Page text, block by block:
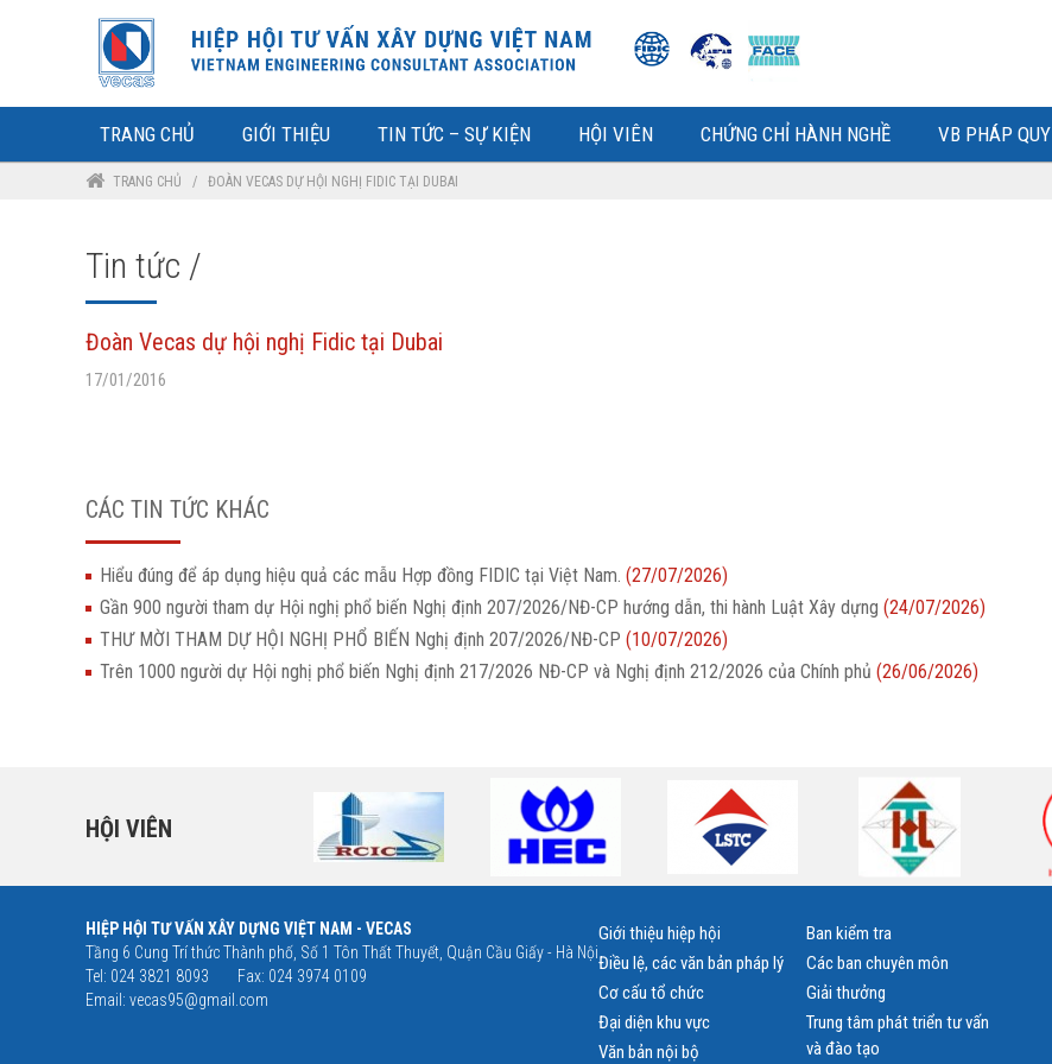
TRANG CHỦ GIỚI THIỆU TIN TỨC – SỰ KIỆN HỘI VIÊN CHỨNG CHỈ HÀNH NGHỀ VB PHÁP QUY
TRANG CHỦ / ĐOÀN VECAS DỰ HỘI NGHỊ FIDIC TẠI DUBAI
Tin tức /
Đoàn Vecas dự hội nghị Fidic tại Dubai
17/01/2016
CÁC TIN TỨC KHÁC
Hiểu đúng để áp dụng hiệu quả các mẫu Hợp đồng FIDIC tại Việt Nam. (27/07/2026)
Gần 900 người tham dự Hội nghị phổ biến Nghị định 207/2026/NĐ-CP hướng dẫn, thi hành Luật Xây dựng (24/07/2026)
THƯ MỜI THAM DỰ HỘI NGHỊ PHỔ BIẾN Nghị định 207/2026/NĐ-CP (10/07/2026)
Trên 1000 người dự Hội nghị phổ biến Nghị định 217/2026 NĐ-CP và Nghị định 212/2026 của Chính phủ (26/06/2026)
HỘI VIÊN
HIỆP HỘI TƯ VẤN XÂY DỰNG VIỆT NAM - VECAS
Tầng 6 Cung Trí thức Thành phố, Số 1 Tôn Thất Thuyết, Quận Cầu Giấy - Hà Nội
Tel: 024 3821 8093
Fax: 024 3974 0109
Email: vecas95@gmail.com
Giới thiệu hiệp hội
Điều lệ, các văn bản pháp lý
Cơ cấu tổ chức
Đại diện khu vực
Văn bản nội bộ
Ban kiểm tra
Các ban chuyên môn
Giải thưởng
Trung tâm phát triển tư vấn
và đào tạo